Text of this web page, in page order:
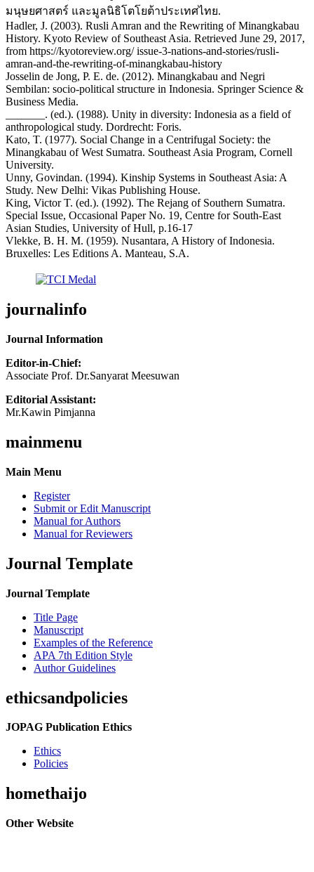
มนุษยศาสตร์ และมูลนิธิโตโยต้าประเทศไทย.
Hadler, J. (2003). Rusli Amran and the Rewriting of Minangkabau
History. Kyoto Review of Southeast Asia. Retrieved June 29, 2017,
from https://kyotoreview.org/ issue-3-nations-and-stories/rusli-
amran-and-the-rewriting-of-minangkabau-history
Josselin de Jong, P. E. de. (2012). Minangkabau and Negri
Sembilan: socio-political structure in Indonesia. Springer Science &
Business Media.
_______. (ed.). (1988). Unity in diversity: Indonesia as a field of
anthropological study. Dordrecht: Foris.
Kato, T. (1977). Social Change in a Centrifugal Society: the
Minangkabau of West Sumatra. Southeast Asia Program, Cornell
University.
Unny, Govindan. (1994). Kinship Systems in Southeast Asia: A
Study. New Delhi: Vikas Publishing House.
King, Victor T. (ed.). (1992). The Rejang of Southern Sumatra.
Special Issue, Occasional Paper No. 19, Centre for South-East
Asian Studies, University of Hull, p.16-17
Vlekke, B. H. M. (1959). Nusantara, A History of Indonesia.
Bruxelles: Les Editions A. Manteau, S.A.
journalinfo
Journal Information
Editor-in-Chief:
Associate Prof. Dr.Sanyarat Meesuwan
Editorial Assistant:
Mr.Kawin Pimjanna
mainmenu
Main Menu
Register
Submit or Edit Manuscript
Manual for Authors
Manual for Reviewers
Journal Template
Journal Template
Title Page
Manuscript
Examples of the Reference
APA 7th Edition Style
Author Guidelines
ethicsandpolicies
JOPAG Publication Ethics
Ethics
Policies
homethaijo
Other Website